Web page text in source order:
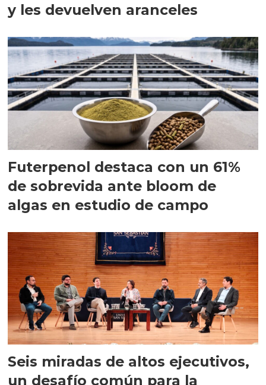
y les devuelven aranceles
Futerpenol destaca con un 61%
de sobrevida ante bloom de
algas en estudio de campo
Seis miradas de altos ejecutivos,
un desafío común para la